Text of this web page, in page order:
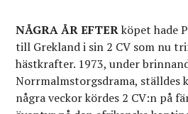
NÅGRA ÅR EFTERköpet hade
till Grekland i sin 2 CV som nu
hästkrafter. 1973, under
Norrmalmstorgsdrama, ställdes
några veckor kördes 2 CV:n på